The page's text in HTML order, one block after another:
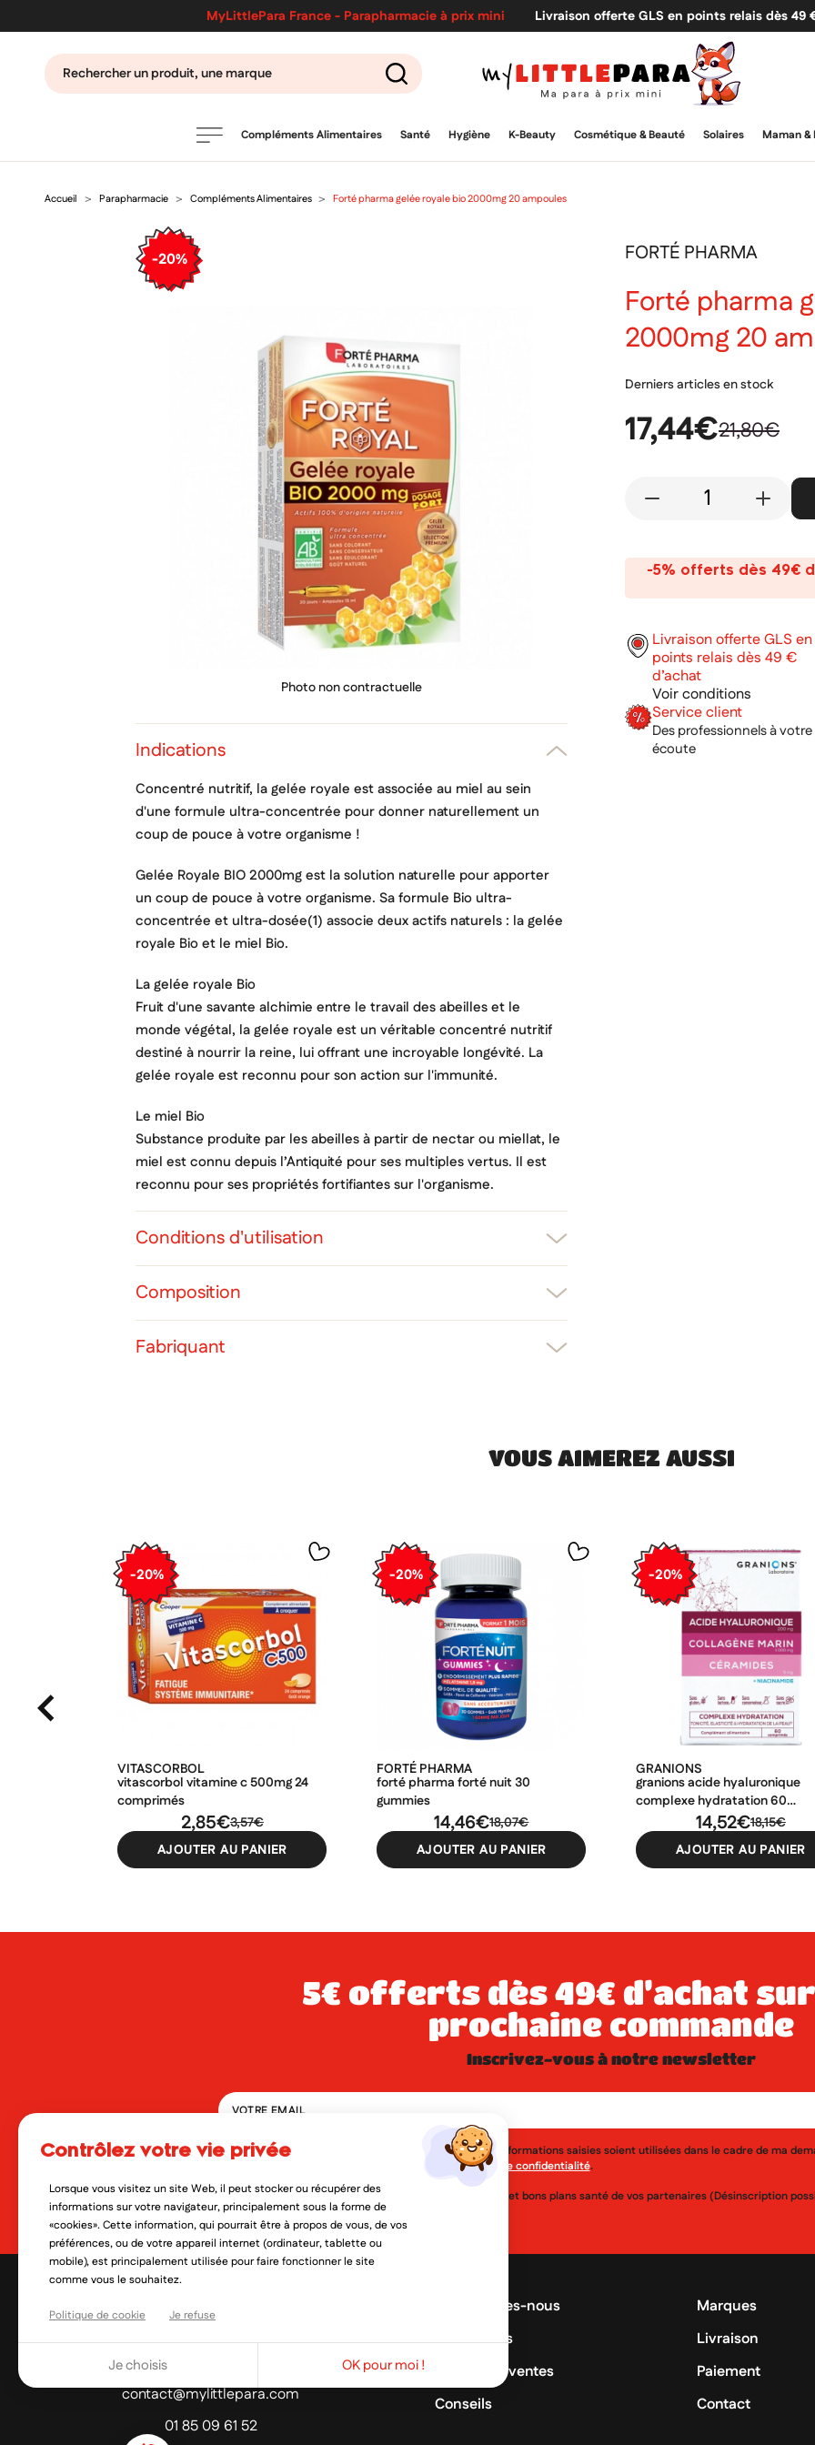
MyLittlePara France - Parapharmacie à prix mini Livraison offerte GLS en points relais dès
PRODUITS
Compléments Alimentaires Santé Hygiène K-Beauty Cosmétique & Beauté Solaires Maman &
Accueil Parapharmacie Compléments Alimentaires Forté pharma gelée royale bio 2000mg 20 ampoules
FORTÉ PHARMA
Forté pharma
2000mg 20
Derniers articles en stock
17,44€21,80€
- +
-5% offerts dès 49€
Livraison offerte GLS en
points relais dès 49 €
d’achat
Voir conditions
Service client
Des professionnels à votre
écoute
-20%
Photo non contractuelle
Indications
Concentré nutritif, la gelée royale est associée au miel au sein
d'une formule ultra-concentrée pour donner naturellement un
coup de pouce à votre organisme !
Gelée Royale BIO 2000mg est la solution naturelle pour apporter
un coup de pouce à votre organisme. Sa formule Bio ultra-
concentrée et ultra-dosée(1) associe deux actifs naturels : la gelée
royale Bio et le miel Bio.
La gelée royale Bio
Fruit d'une savante alchimie entre le travail des abeilles et le
monde végétal, la gelée royale est un véritable concentré nutritif
destiné à nourrir la reine, lui offrant une incroyable longévité. La
gelée royale est reconnu pour son action sur l'immunité.
Le miel Bio
Substance produite par les abeilles à partir de nectar ou miellat, le
miel est connu depuis l’Antiquité pour ses multiples vertus. Il est
reconnu pour ses propriétés fortifiantes sur l'organisme.
Conditions d'utilisation
Composition
Fabriquant
VOUS AIMEREZ AUSSI
-20%
VITASCORBOL
vitascorbol vitamine c 500mg 24
comprimés
3,57€
2,85€
AJOUTER AU PANIER
-20%
FORTÉ PHARMA
forté pharma forté nuit 30
gummies
18,07€
14,46€
AJOUTER AU PANIER
-20%
GRANIONS
granions acide hyaluronique
complexe hydratation 60
comprimés
18,15€
14,52€
AJOUTER AU PANIER
5€ offerts dès 49€ d’achat sur votre
prochaine commande
inscrivez-vous à notre newsletter
En soumettant ce formulaire, j'accepte que les informations saisies soient utilisées dans le cadre de ma
politique de confidentialité.
Oui, je veux découvrir les nouveautés, réductions et bons plans santé de vos partenaires (Désinscription
contact@mylittlepara.com
01 85 09 61 52
Qui sommes-nous
Promotions
Meilleures ventes
Conseils
Marques
Livraison
Paiement
Contact
Ajouter à ma liste d'envies
add_circle_outline Créer une nouvelle liste
Créer une liste d'envies
Nom de la liste d'envies
Connexion
contrôlez votre vie privée
Lorsque vous visitez un site Web, il peut stocker ou récupérer des
informations sur votre navigateur, principalement sous la forme de
«cookies». Cette information, qui pourrait être à propos de vous, de vos
préférences, ou de votre appareil internet (ordinateur, tablette ou
mobile), est principalement utilisée pour faire fonctionner le site
comme vous le souhaitez.
Politique de cookie Je refuse
Je choisis OK pour moi !